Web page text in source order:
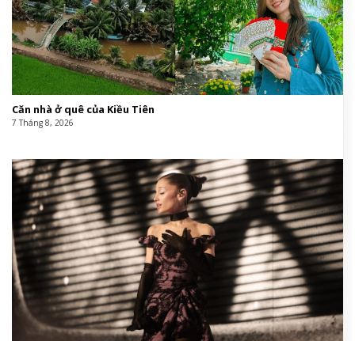
Căn nhà ở quê của Kiều Tiên
7 Tháng 8, 2026